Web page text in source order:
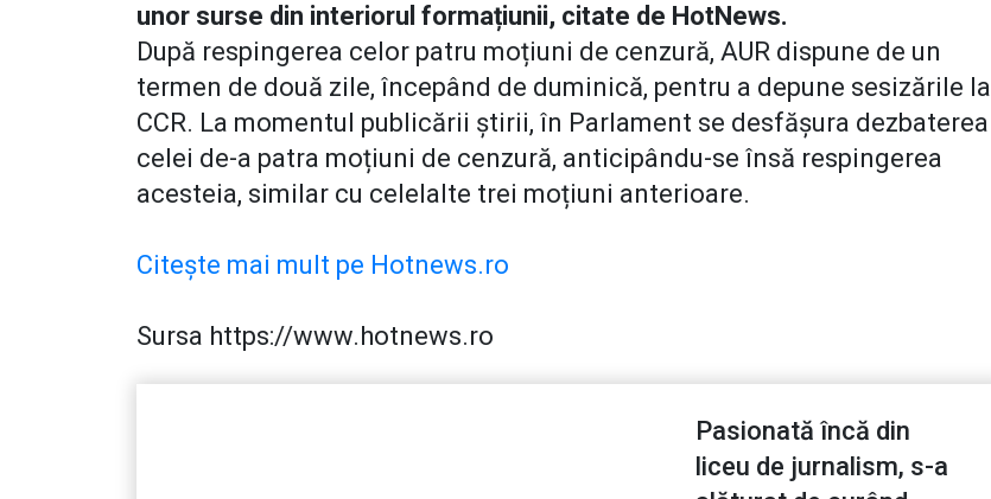
unor surse din interiorul formațiunii, citate de HotNews.
După respingerea celor patru moțiuni de cenzură, AUR dispune de un
termen de două zile, începând de duminică, pentru a depune sesizările la
CCR. La momentul publicării știrii, în Parlament se desfășura dezbaterea
celei de-a patra moțiuni de cenzură, anticipându-se însă respingerea
acesteia, similar cu celelalte trei moțiuni anterioare.
Citește mai mult pe Hotnews.ro
Sursa https://www.hotnews.ro
Pasionată încă din
liceu de jurnalism, s-a